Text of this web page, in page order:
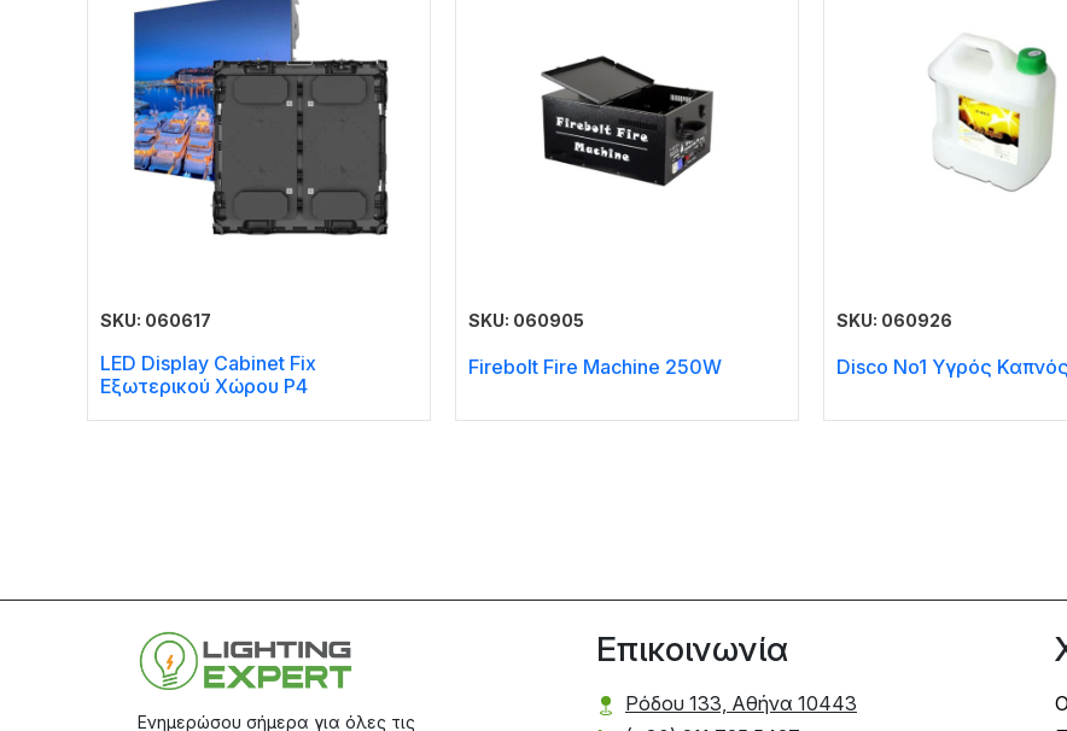
SKU: 060617
LED Display Cabinet Fix
Εξωτερικού Χώρου P4
SKU: 060905
Firebolt Fire Machine 250W
SKU: 060926
Disco No1 Υγρός
Ενημερώσου σήμερα για όλες τις
Επικοινωνία
Ρόδου 133, Αθήνα 10443